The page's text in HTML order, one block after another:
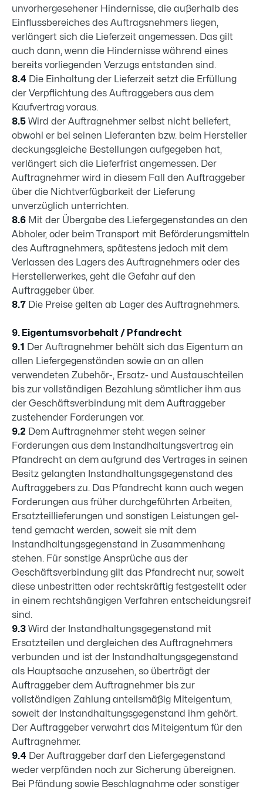
unvorhergesehener Hindernisse, die außerhalb des
Einflussbereiches des Auftragsnehmers liegen,
verlängert sich die Lieferzeit angemessen. Das gilt
auch dann, wenn die Hindernisse während eines
bereits vorliegenden Verzugs entstanden sind.
8.4 Die Einhaltung der Lieferzeit setzt die Erfüllung
der Verpflichtung des Auftraggebers aus dem
Kaufvertrag voraus.
8.5 Wird der Auftragnehmer selbst nicht beliefert,
obwohl er bei seinen Lieferanten bzw. beim Hersteller
deckungsgleiche Bestellungen aufgegeben hat,
verlängert sich die Lieferfrist angemessen. Der
Auftragnehmer wird in diesem Fall den Auftraggeber
über die Nichtverfügbarkeit der Lieferung
unverzüglich unterrichten.
8.6 Mit der Übergabe des Liefergegenstandes an den
Abholer, oder beim Transport mit Beförderungsmitteln
des Auftragnehmers, spätestens jedoch mit dem
Verlassen des Lagers des Auftragnehmers oder des
Herstellerwerkes, geht die Gefahr auf den
Auftraggeber über.
8.7 Die Preise gelten ab Lager des Auftragnehmers.
9. Eigentumsvorbehalt / Pfandrecht
9.1
Der Auftragnehmer behält sich das Eigentum an
allen Liefergegenständen sowie an an allen
verwendeten Zubehör-, Ersatz- und Austauschteilen
bis zur vollständigen Bezahlung sämtlicher ihm aus
der Geschäftsverbindung mit dem Auftraggeber
zustehender Forderungen vor.
9.2 Dem Auftragnehmer steht wegen seiner
Forderungen aus dem Instandhaltungsvertrag ein
Pfandrecht an dem aufgrund des Vertrages in seinen
Besitz gelangten Instandhaltungsge­genstand des
Auftraggebers zu. Das Pfandrecht kann auch wegen
Forderungen aus früher durchgeführten Arbeiten,
Ersatzteillieferungen und sonstigen Leistungen gel­
tend gemacht werden, soweit sie mit dem
Instandhaltungsgegenstand in Zu­sammenhang
stehen. Für sonstige Ansprüche aus der
Geschäftsver­bindung gilt das Pfandrecht nur, soweit
diese unbestritten oder rechtskräftig festgestellt oder
in einem rechtshängigen Verfahren entscheidungsreif
sind.
9.3 Wird der Instandhaltungsgegenstand mit
Ersatzteilen und dergleichen des Auftragnehmers
verbunden und ist der Instandhaltungsgegenstand
als Hauptsache anzusehen, so überträgt der
Auftraggeber dem Auftragnehmer bis zur
vollständigen Zahlung anteilsmäßig Miteigentum,
soweit der Instandhaltungsgegenstand ihm gehört.
Der Auftraggeber verwahrt das Miteigentum für den
Auftragnehmer.
9.4 Der Auftraggeber darf den Liefergegenstand
weder verpfänden noch zur Sicherung übereignen.
Bei Pfändung sowie Beschlagnahme oder sonstiger